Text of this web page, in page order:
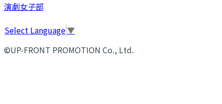
演劇女子部
Select Language▼
©UP-FRONT PROMOTION Co., Ltd.